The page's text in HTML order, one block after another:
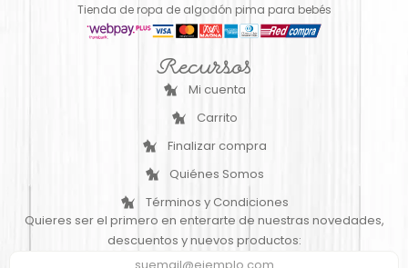
Tienda de ropa de algodón pima para bebés
Recursos
Mi cuenta
Carrito
Finalizar compra
Quiénes Somos
Términos y Condiciones
Quieres ser el primero en enterarte de nuestras novedades,
descuentos y nuevos productos: